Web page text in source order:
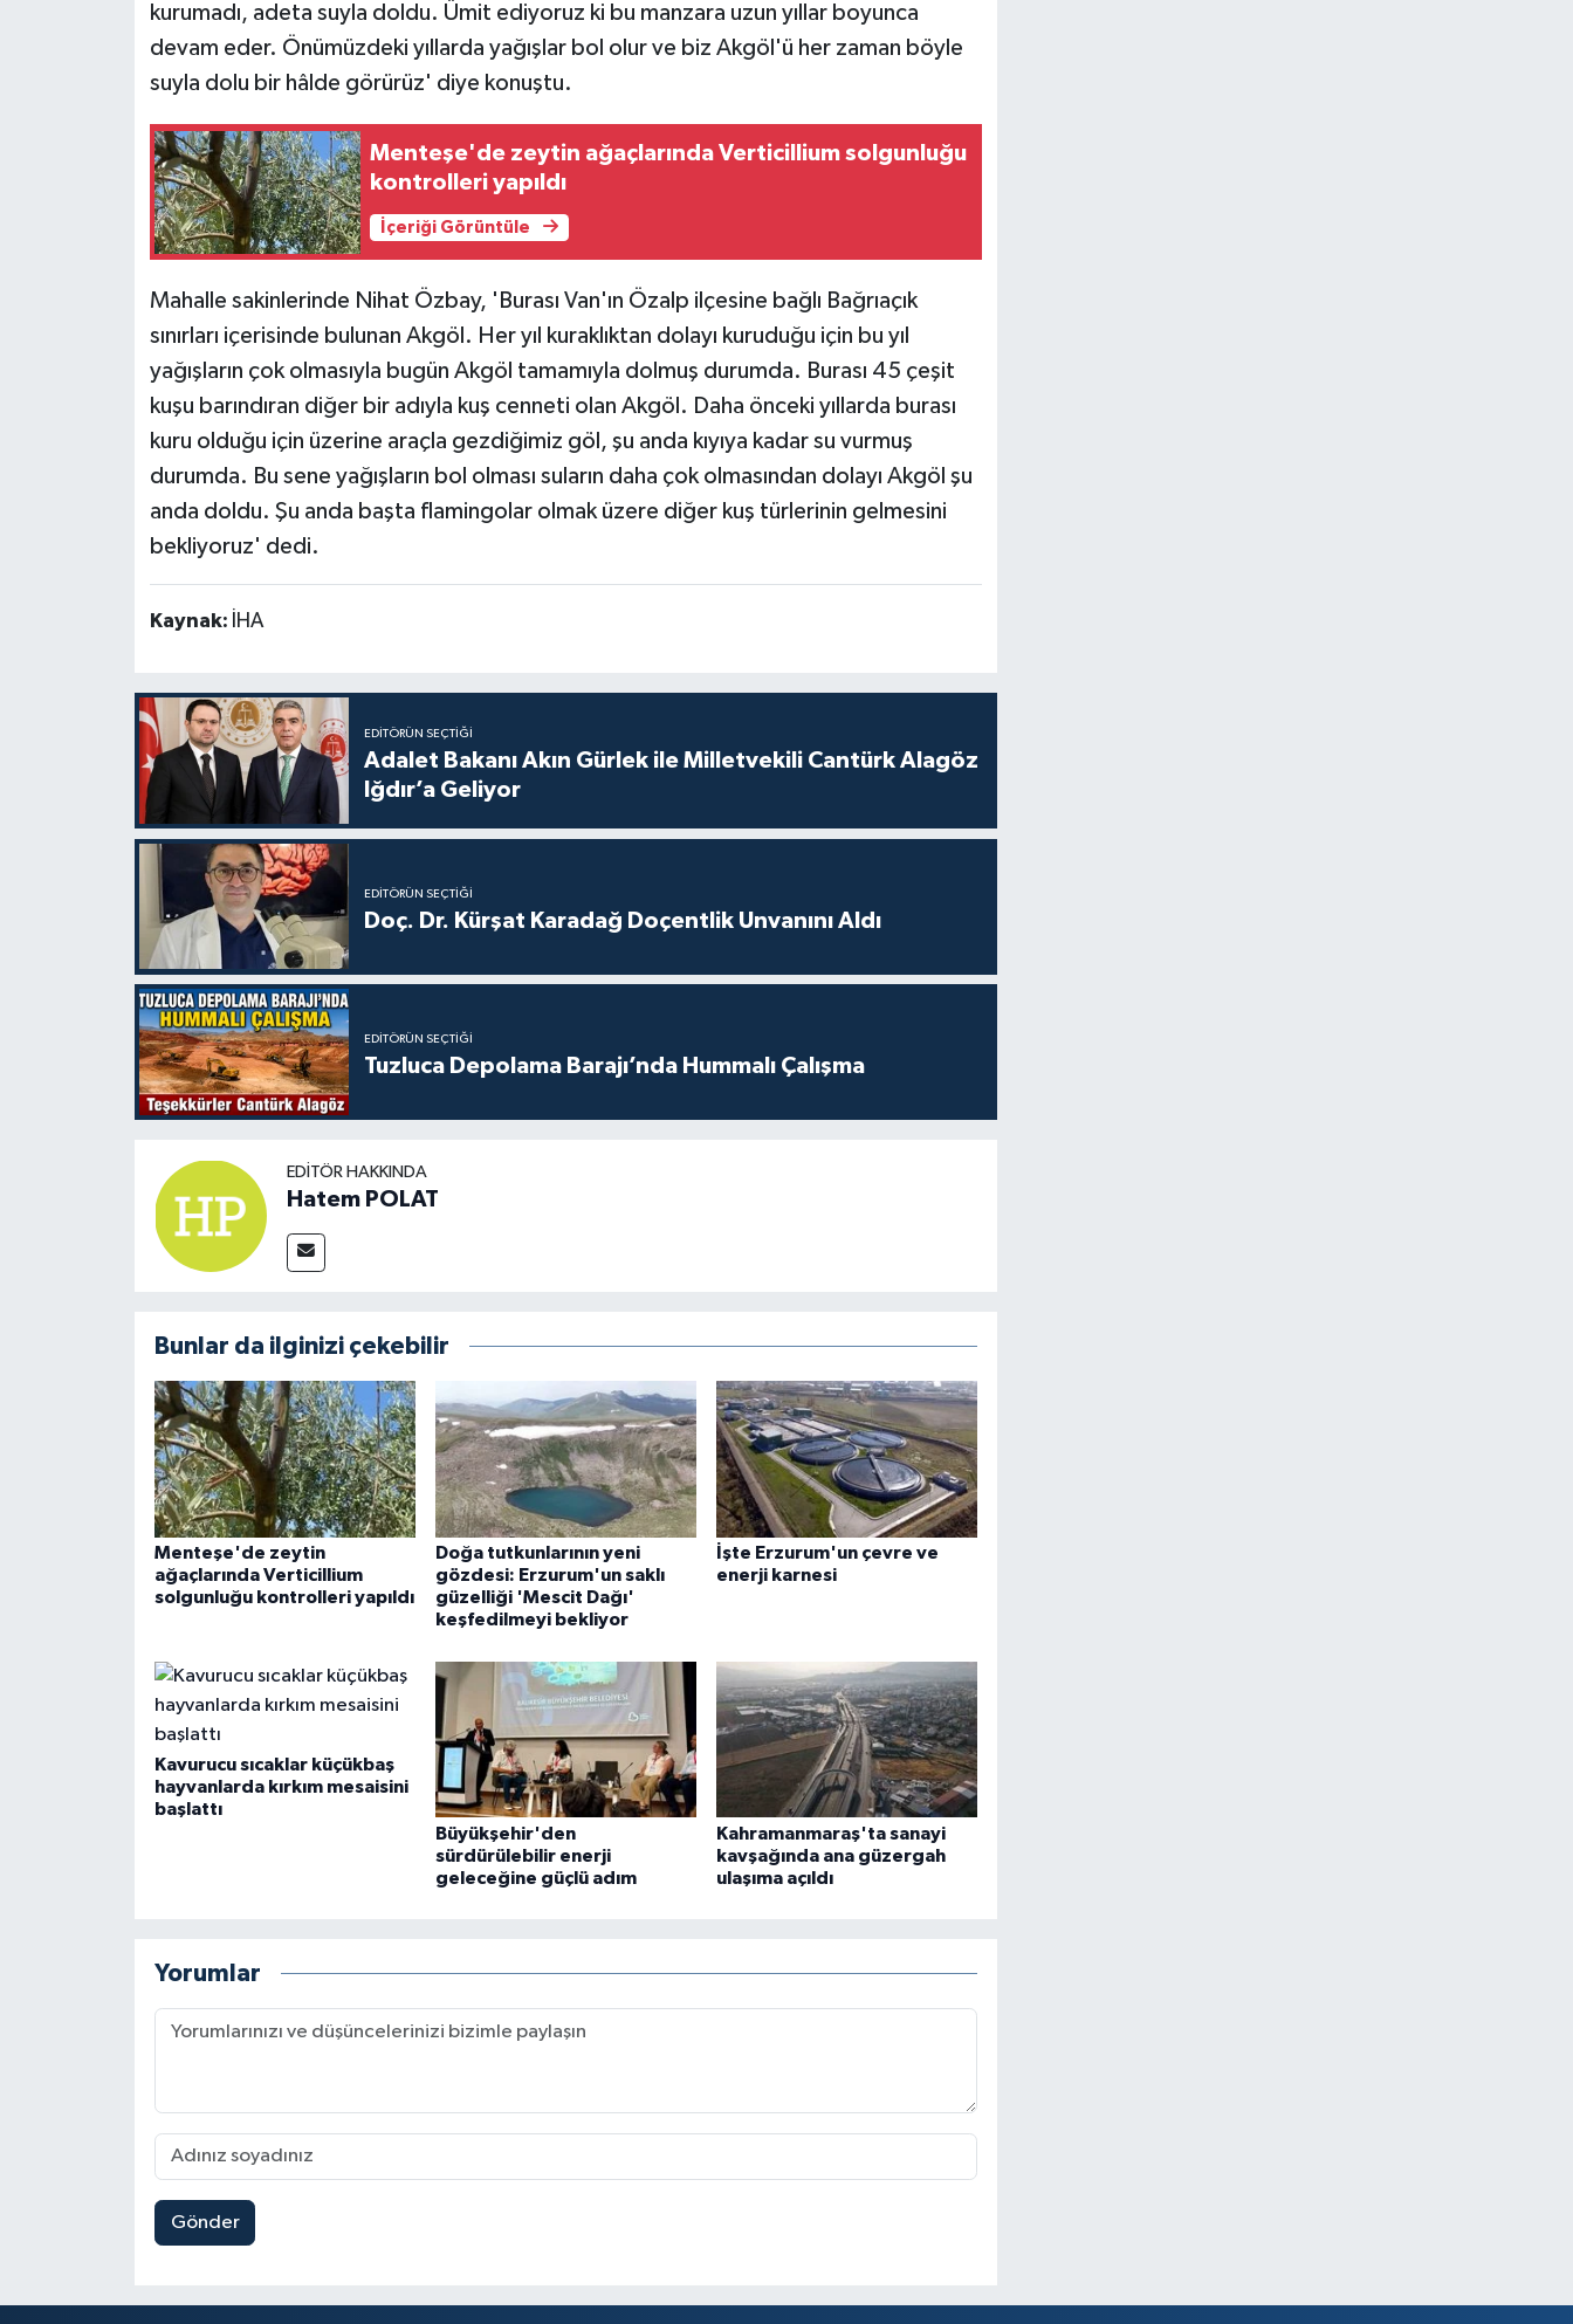
kurumadı, adeta suyla doldu. Ümit ediyoruz ki bu manzara uzun yıllar boyunca
devam eder. Önümüzdeki yıllarda yağışlar bol olur ve biz Akgöl'ü her zaman böyle
suyla dolu bir hâlde görürüz' diye konuştu.
Menteşe'de zeytin ağaçlarında Verticillium solgunluğu
kontrolleri yapıldı
İçeriği Görüntüle
Mahalle sakinlerinde Nihat Özbay, 'Burası Van'ın Özalp ilçesine bağlı Bağrıaçık
sınırları içerisinde bulunan Akgöl. Her yıl kuraklıktan dolayı kuruduğu için bu yıl
yağışların çok olmasıyla bugün Akgöl tamamıyla dolmuş durumda. Burası 45 çeşit
kuşu barındıran diğer bir adıyla kuş cenneti olan Akgöl. Daha önceki yıllarda burası
kuru olduğu için üzerine araçla gezdiğimiz göl, şu anda kıyıya kadar su vurmuş
durumda. Bu sene yağışların bol olması suların daha çok olmasından dolayı Akgöl şu
anda doldu. Şu anda başta flamingolar olmak üzere diğer kuş türlerinin gelmesini
bekliyoruz' dedi.
Kaynak: İHA
EDITÖRÜN SEÇTIĞI
Adalet Bakanı Akın Gürlek ile Milletvekili Cantürk Alagöz
Iğdır’a Geliyor
EDITÖRÜN SEÇTIĞI
Doç. Dr. Kürşat Karadağ Doçentlik Unvanını Aldı
EDITÖRÜN SEÇTIĞI
Tuzluca Depolama Barajı’nda Hummalı Çalışma
EDITÖR HAKKINDA
Hatem POLAT
Bunlar da ilginizi çekebilir
Menteşe'de zeytin
ağaçlarında Verticillium
solgunluğu kontrolleri yapıldı
Doğa tutkunlarının yeni
gözdesi: Erzurum'un saklı
güzelliği 'Mescit Dağı'
keşfedilmeyi bekliyor
İşte Erzurum'un çevre ve
enerji karnesi
Kavurucu sıcaklar küçükbaş
hayvanlarda kırkım mesaisini
başlattı
Büyükşehir'den
sürdürülebilir enerji
geleceğine güçlü adım
Kahramanmaraş'ta sanayi
kavşağında ana güzergah
ulaşıma açıldı
Yorumlar
Gönder